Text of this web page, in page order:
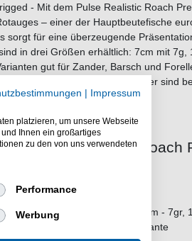
- Mit dem Pulse Realistic Roach
– einer der Hauptbeutefische
sorgt für eine überzeugende
in drei Größen erhältlich: 7cm mit 7g,
gut für Zander, Barsch und
und kapitale Zander. Alle Köder sind
Pulse Realistic Roach
verschiedene Anwendungen (7cm - 7gr,
und 4 Jigs nach gewählter Variante
| Impressum
platzieren, um unsere Webseite
Ihnen ein großartiges
zu den von uns verwendeten
Performance
Werbung